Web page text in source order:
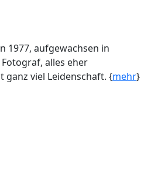
1977, aufgewachsen in
Fotograf, alles eher
viel Leidenschaft. {mehr}